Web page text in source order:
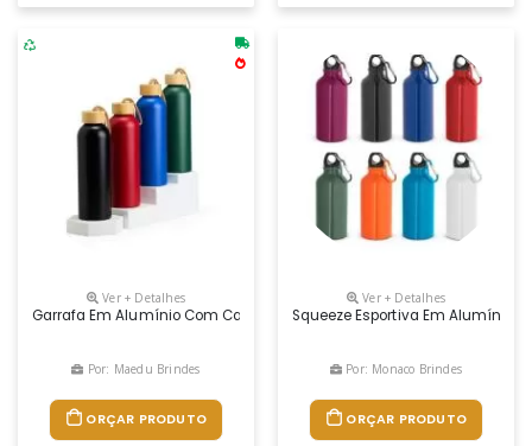
Ver + Detalhes
Garrafa Em Alumínio Com Capacidade Máxima De 800ml. Possui
Por: Maedu Brindes
ORÇAR PRODUTO
Ver + Detalhes
Squeeze Esportiva Em Alumínio
Por: Monaco Brindes
ORÇAR PRODUTO